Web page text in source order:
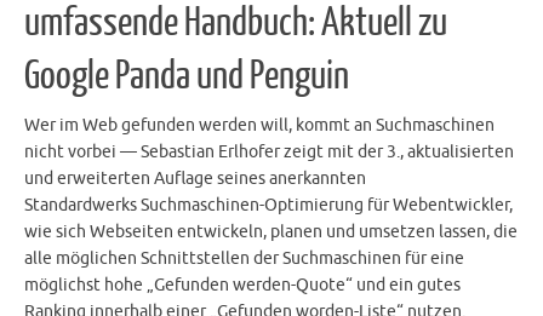
umfassende Handbuch: Aktuell zu
Google Panda und Penguin
Wer im Web gefunden werden will, kommt an Suchmaschinen
nicht vorbei — Sebastian Erlhofer zeigt mit der 3., aktualisierten
und erweiterten Auflage seines anerkannten
Standardwerks Suchmaschinen-Optimierung für Webentwickler,
wie sich Webseiten entwickeln, planen und umsetzen lassen, die
alle möglichen Schnittstellen der Suchmaschinen für eine
möglichst hohe „Gefunden werden-Quote“ und ein gutes